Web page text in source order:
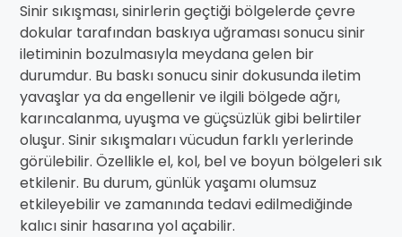
Sinir sıkışması, sinirlerin geçtiği bölgelerde çevre
dokular tarafından baskıya uğraması sonucu sinir
iletiminin bozulmasıyla meydana gelen bir
durumdur. Bu baskı sonucu sinir dokusunda iletim
yavaşlar ya da engellenir ve ilgili bölgede ağrı,
karıncalanma, uyuşma ve güçsüzlük gibi belirtiler
oluşur. Sinir sıkışmaları vücudun farklı yerlerinde
görülebilir. Özellikle el, kol, bel ve boyun bölgeleri sık
etkilenir. Bu durum, günlük yaşamı olumsuz
etkileyebilir ve zamanında tedavi edilmediğinde
kalıcı sinir hasarına yol açabilir.